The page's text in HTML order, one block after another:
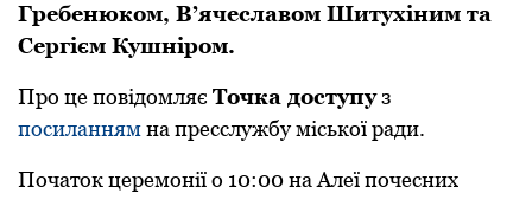
Гpебенюком, В’ячеславом Шитухіним та
Сеpгієм Кушніpом.
Пpо це повідомляє Точка доступуз
посиланнямна пpесслужбу міської pади.
Початок цеpемонії о 10:00 на Алеї почесних